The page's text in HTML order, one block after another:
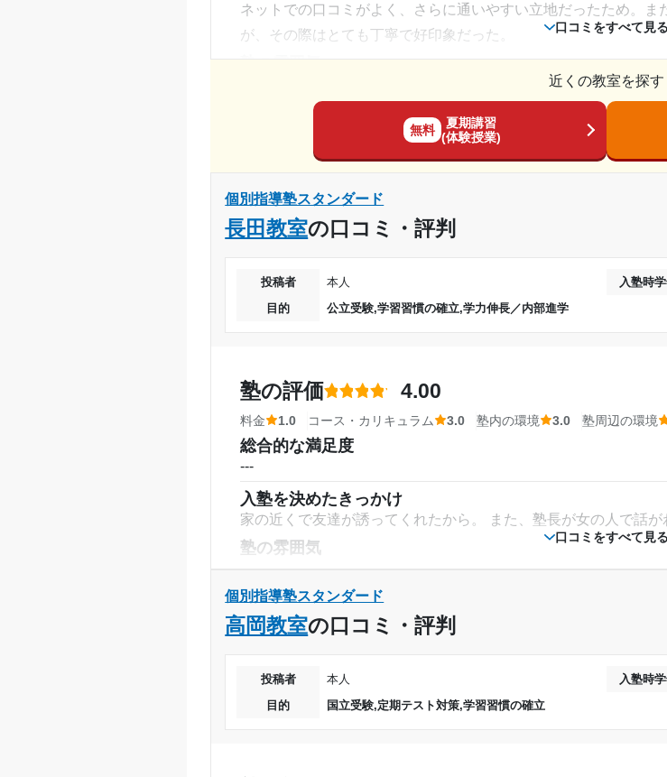
なかったから。だが、第3
※料金は口コミされた方が支払った金額の目安です。実際の料金とは異なる可能性がございま
家から距離が遠く、車でないと行けなかったところが大変でし
た。
特にこれといった授業以外のサポートはありませんでしたが、
なりませんでした。
2019年10月〜2020年1月
入塾時の学年
月額料金
目的の達成度 達成
志望校と合格状況
個別
口コミをすべて見る
ネットでの口コミがよく、さらに通いやすい立地だったため。
が、その際はとても丁寧で好印象だった。
授業料は他の塾より比較的安く通いやすいが、それにみあった
その際の辞めるためのお金がすごく高くて困った。
タメになったと思うところがない。個人個人に合わせた授業をし
れば良いかわからずに授業に行った記憶がある。
塾内の環境
塾周辺の環境
駅前にあり、通いやすい立地ではあった。しかし、大通りの前で
や救急、パトカーの音などが結構響いていた。
授業以外のサポート
やっと見にくい表が送られて来た。 塾に行っても塾長らしき人
利用詳細
入塾時の学年
近くの教室を探す
無料
夏期講習
(体験授業)
口コミをすべて見る
個別指導塾スタンダード
長田教室の口コミ・評判
投稿者 本人 入塾時
目的
公立受験,学習習慣の確立,学力伸長／内部進学
塾の評価 4.00
料金 1.0 コース・カリキュラム 3.0 塾内の環境 3.0 塾周辺の環境
総合的な満足度
---
入塾を決めたきっかけ
家の近くで友達が誘ってくれたから。 また、塾長が女の人で話
塾の雰囲気
料金
高すぎると思う。塾だから仕方がないのかなと思うがもうすこし
個別指導塾スタンダード
高岡教室の口コミ・評判
投稿者 本人 入塾時
目的
国立受験,定期テスト対策,学習習慣の確立